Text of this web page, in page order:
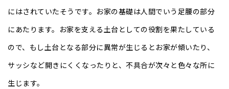
にはされていたそうです。お家の基礎は人間でいう足腰の部分
にあたります。お家を支える土台としての役割を果たしている
ので、もし土台となる部分に異常が生じるとお家が傾いたり、
サッシなど開きにくくなったりと、不具合が次々と色々な所に
生じます。